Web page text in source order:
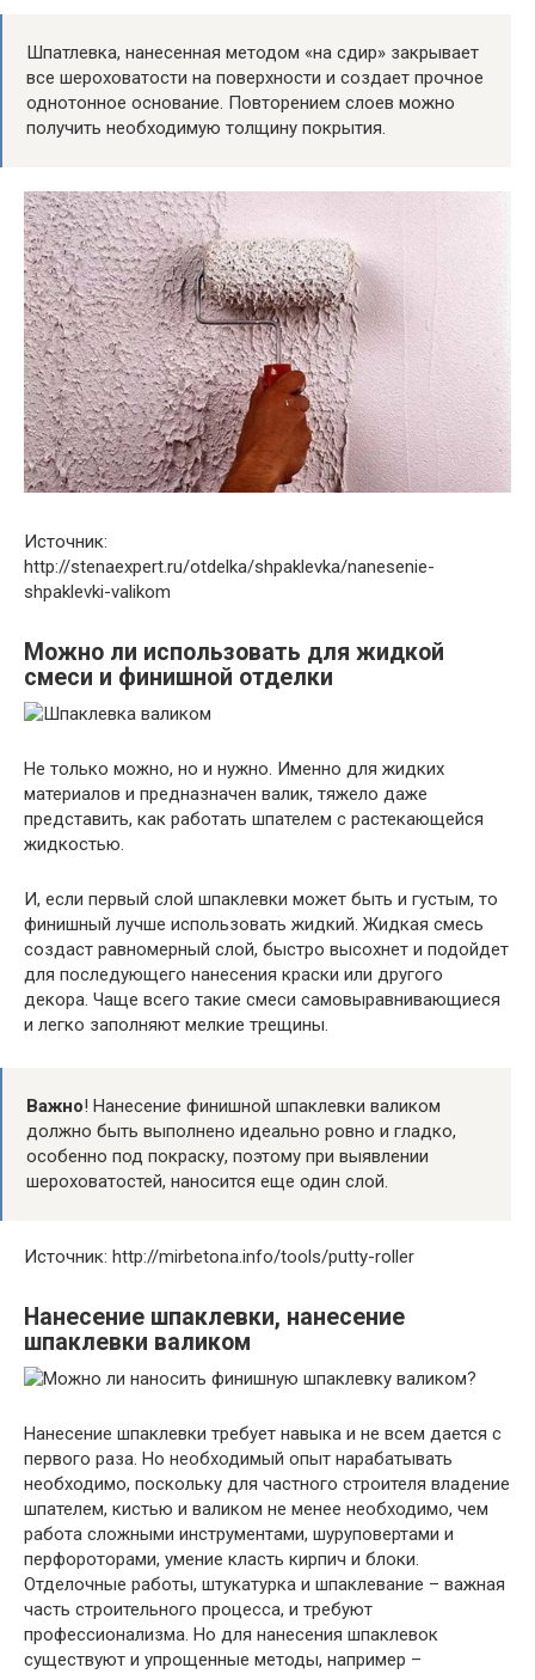
Шпатлевка, нанесенная методом «на сдир» закрывает
все шероховатости на поверхности и создает прочное
однотонное основание. Повторением слоев можно
получить необходимую толщину покрытия.
Источник:
http://stenaexpert.ru/otdelka/shpaklevka/nanesenie-
shpaklevki-valikom
Можно ли использовать для жидкой
смеси и финишной отделки
Не только можно, но и нужно. Именно для жидких
материалов и предназначен валик, тяжело даже
представить, как работать шпателем с растекающейся
жидкостью.
И, если первый слой шпаклевки может быть и густым, то
финишный лучше использовать жидкий. Жидкая смесь
создаст равномерный слой, быстро высохнет и подойдет
для последующего нанесения краски или другого
декора. Чаще всего такие смеси самовыравнивающиеся
и легко заполняют мелкие трещины.
Важно! Нанесение финишной шпаклевки валиком
должно быть выполнено идеально ровно и гладко,
особенно под покраску, поэтому при выявлении
шероховатостей, наносится еще один слой.
Источник: http://mirbetona.info/tools/putty-roller
Нанесение шпаклевки, нанесение
шпаклевки валиком
Нанесение шпаклевки требует навыка и не всем дается с
первого раза. Но необходимый опыт нарабатывать
необходимо, поскольку для частного строителя владение
шпателем, кистью и валиком не менее необходимо, чем
работа сложными инструментами, шуруповертами и
перфороторами, умение класть кирпич и блоки.
Отделочные работы, штукатурка и шпаклевание – важная
часть строительного процесса, и требуют
профессионализма. Но для нанесения шпаклевок
существуют и упрощенные методы, например –